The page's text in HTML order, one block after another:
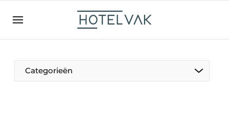
EN
NL
EN
FR
Categorieën